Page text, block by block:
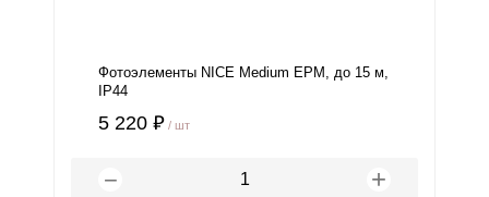
Фотоэлементы NICE Medium EPM, до 15 м,
IP44
5 220 ₽ / шт
− +